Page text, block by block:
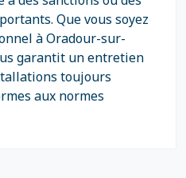
Que vous soyez
à Oradour-sur-
garantit un entretien
toujours
aux normes